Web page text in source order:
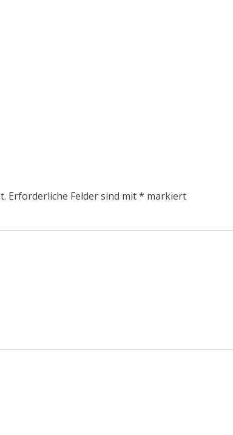
Erforderliche Felder sind mit* markiert